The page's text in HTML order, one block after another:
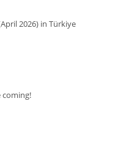
2026) in Türkiye
coming!